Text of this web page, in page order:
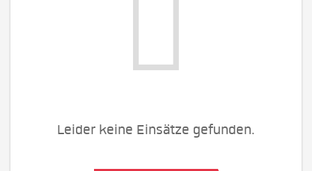
Leider keine Einsätze gefunden.